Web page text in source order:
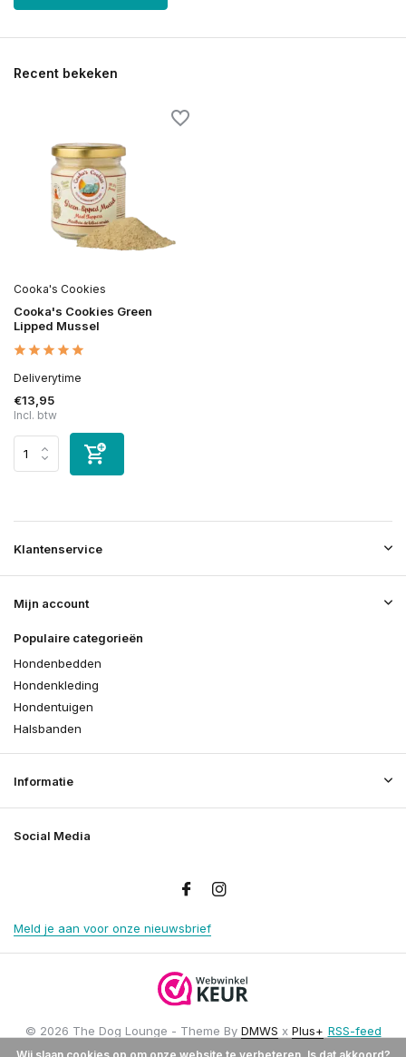
Recent bekeken
Cooka's Cookies
Cooka's Cookies Green
Lipped Mussel
Deliverytime
€13,95
Incl. btw
Klantenservice
Mijn account
Populaire categorieën
Hondenbedden
Hondenkleding
Hondentuigen
Halsbanden
Informatie
Social Media
Meld je aan voor onze nieuwsbrief
© 2026 The Dog Lounge - Theme By DMWS x Plus+ RSS-feed